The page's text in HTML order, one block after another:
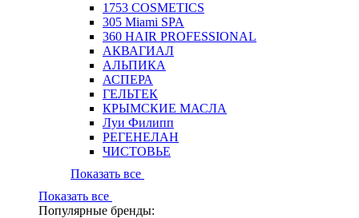
1753 COSMETICS
305 Miami SPA
360 HAIR PROFESSIONAL
АКВАГИАЛ
АЛЬПИКА
АСПЕРА
ГЕЛЬТЕК
КРЫМСКИЕ МАСЛА
Луи Филипп
РЕГЕНЕЛАН
ЧИСТОВЬЕ
Показать все
Показать все
Популярные бренды: